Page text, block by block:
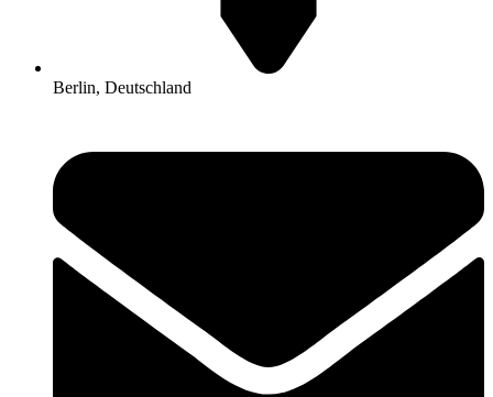
Berlin, Deutschland